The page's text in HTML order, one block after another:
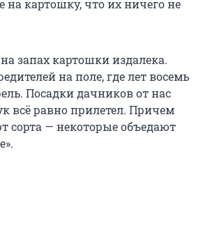
на картошку, что их ничего не
запах картошки издалека.
на поле, где лет восемь
Посадки дачников от нас
всё равно прилетел. Причем
сорта — некоторые объедают